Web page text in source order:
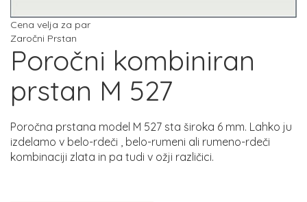
Cena velja za par
Zaročni Prstan
Poročni kombiniran
prstan M 527
Poročna prstana model M 527 sta široka 6 mm. Lahko ju
izdelamo v belo-rdeči , belo-rumeni ali rumeno-rdeči
kombinaciji zlata in pa tudi v ožji različici.